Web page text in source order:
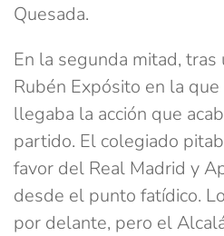
Quesada.
En la segunda mitad, tras
Rubén Expósito en la
llegaba la acción que
partido. El colegiado
favor del Real Madrid y
desde el punto fatídico.
por delante, pero el